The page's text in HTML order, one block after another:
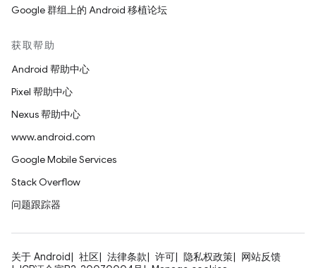
Google 群组上的 Android 移植论坛
获取帮助
Android 帮助中心
Pixel 帮助中心
Nexus 帮助中心
www.android.com
Google Mobile Services
Stack Overflow
问题跟踪器
关于 Android 社区 法律条款 许可 隐私权政策
网站反馈